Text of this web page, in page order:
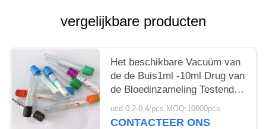
vergelijkbare producten
Het beschikbare Vacuüm van
de de Buis1ml -10ml Drug van
de Bloedinzameling Testende
Gebruik
usd 0.2-0.4/pcs MOQ:10000pcs
CONTACTEER ONS